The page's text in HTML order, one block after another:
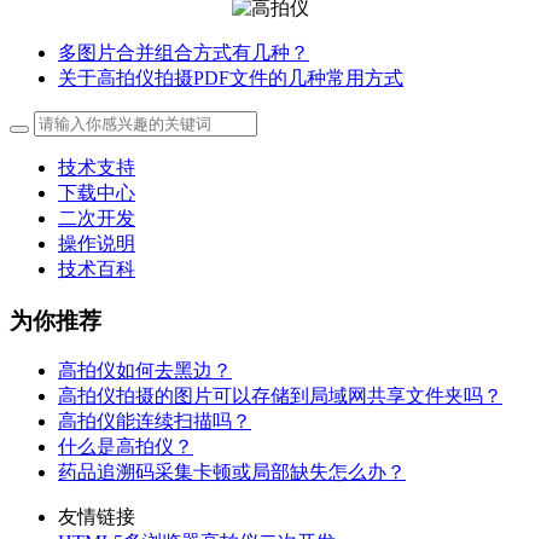
多图片合并组合方式有几种？
关于高拍仪拍摄PDF文件的几种常用方式
技术支持
下载中心
二次开发
操作说明
技术百科
为你推荐
高拍仪如何去黑边？
高拍仪拍摄的图片可以存储到局域网共享文件夹吗？
高拍仪能连续扫描吗？
什么是高拍仪？
药品追溯码采集卡顿或局部缺失怎么办？
友情链接